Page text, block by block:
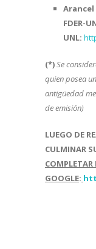
Arancel
FDER-
UNL:
(*)Se
quien posea
antigüedad
de emisión)
LUEGO DE
CULMINAR
COMPLETAR
GOOGLE: